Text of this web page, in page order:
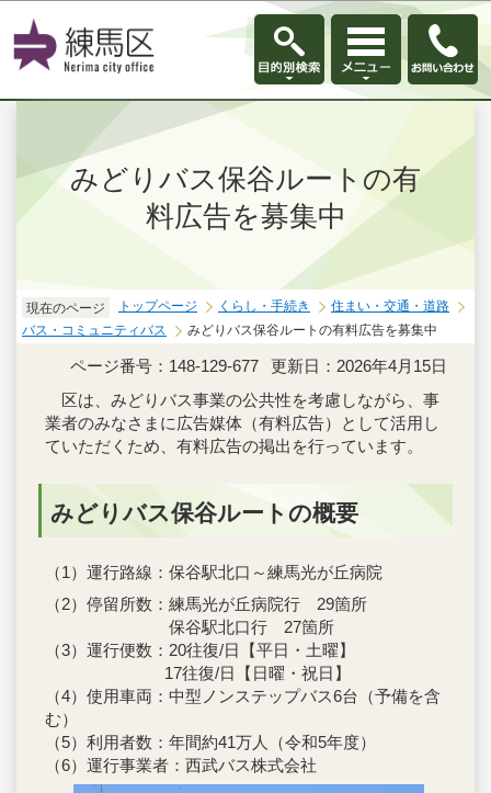
このページの本文へ移動
みどりバス保谷ルートの有
料広告を募集中
現在のページ トップページ くらし・手続き
住まい・交通・道路
バス・コミュニティバス
みどりバス保谷ルートの有料広告を募集中
ページ番号：148-129-677
更新日：2026年4月15日
区は、みどりバス事業の公共性を考慮しながら、事
業者のみなさまに広告媒体（有料広告）として活用し
ていただくため、有料広告の掲出を行っています。
みどりバス保谷ルートの概要
（1）運行路線：保谷駅北口～練馬光が丘病院
（2）停留所数：練馬光が丘病院行 29箇所
保谷駅北口行 27箇所
（3）運行便数：20往復/日【平日・土曜】
17往復/日【日曜・祝日】
（4）使用車両：中型ノンステップバス6台（予備を含
む）
（5）利用者数：年間約41万人（令和5年度）
（6）運行事業者：西武バス株式会社